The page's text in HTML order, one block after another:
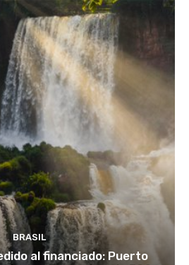
BRASIL
al financiado: Puerto